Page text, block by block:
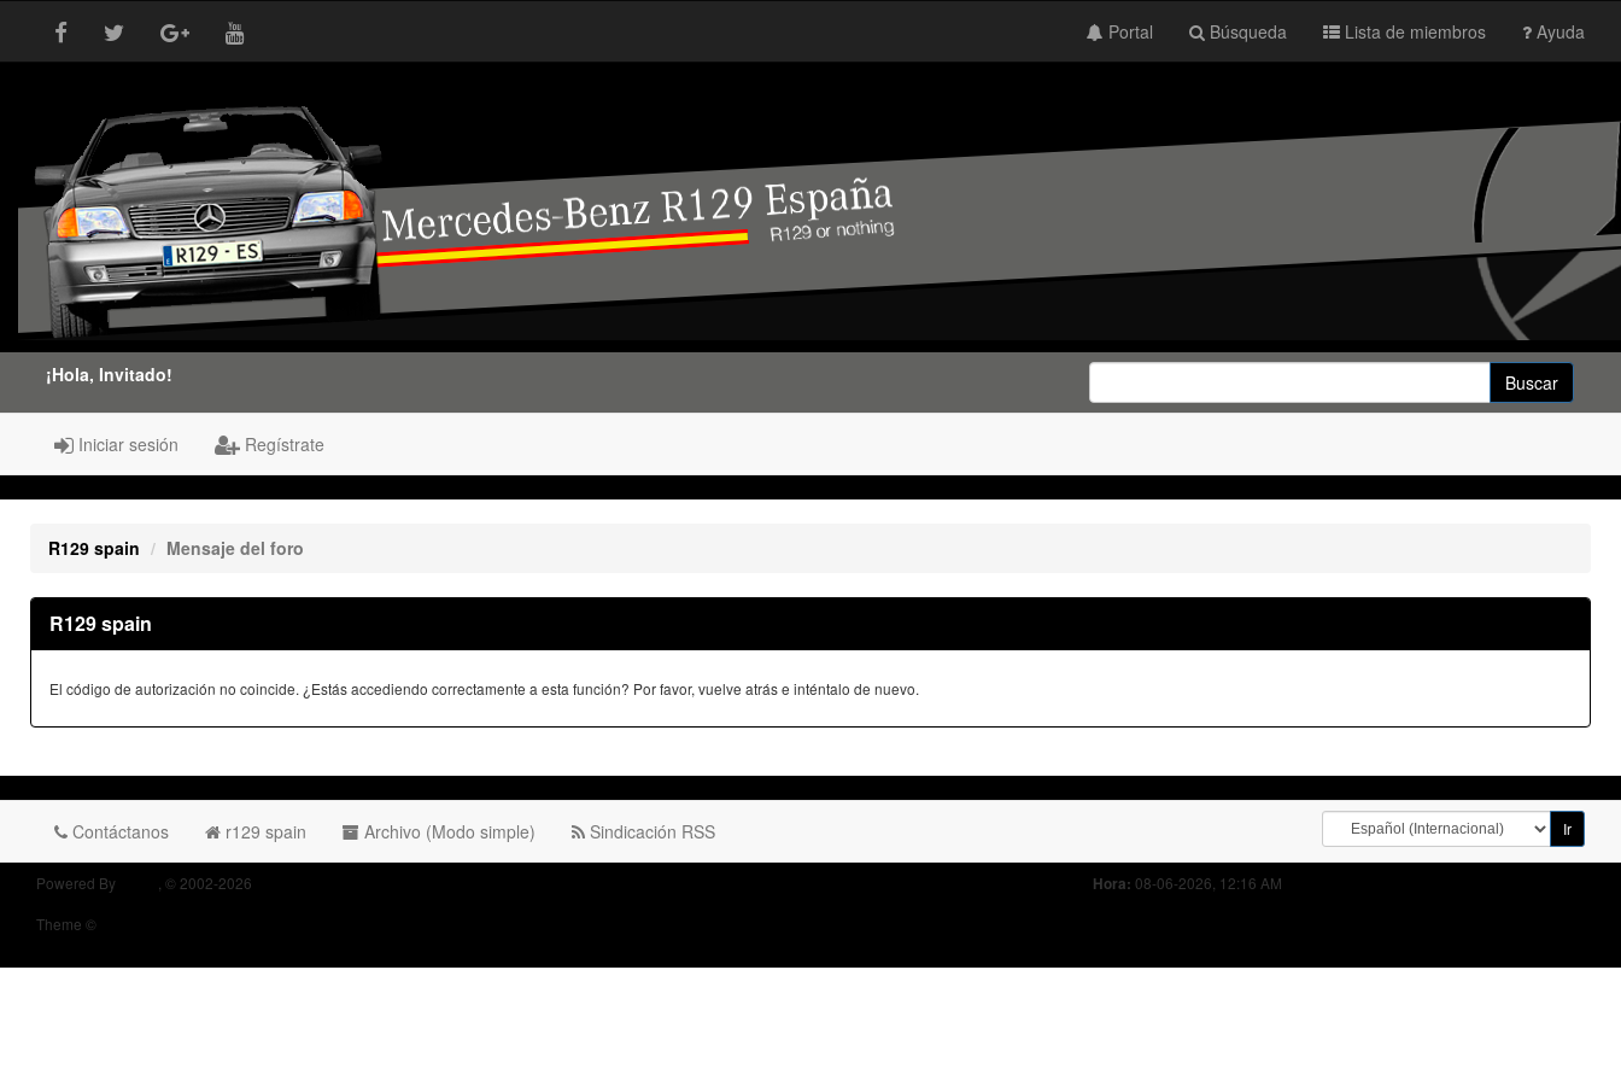
Portal Búsqueda Lista de miembros Ayuda
¡Hola, Invitado!
Iniciar sesión Regístrate
R129 spain Mensaje del foro
R129 spain
El código de autorización no coincide. ¿Estás accediendo correctamente a esta función? Por favor, vuelve atrás e inténtalo de nuevo.
Contáctanos r129 spain Archivo (Modo simple) Sindicación RSS
Powered By , © 2002-2026 Hora: 08-06-2026, 12:16 AM
Theme ©